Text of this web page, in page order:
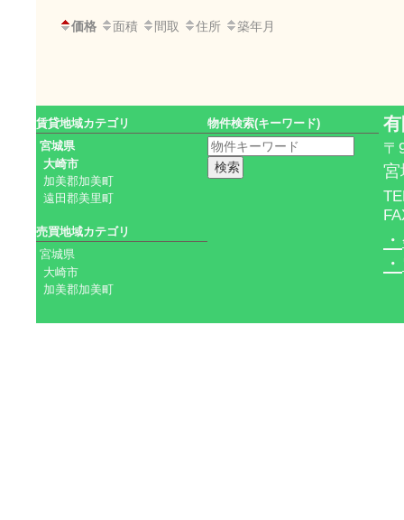
価格 面積 間取 住所 築年月
賃貸地域カテゴリ
宮城県
大崎市
加美郡加美町
遠田郡美里町
売買地域カテゴリ
宮城県
大崎市
加美郡加美町
物件検索(キーワード)
〒
宮
・
・